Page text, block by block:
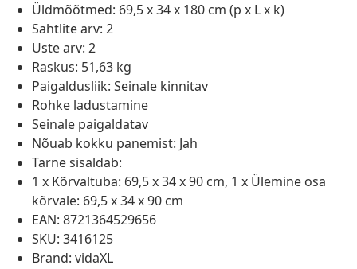
Üldmõõtmed: 69,5 x 34 x 180 cm (p x L x k)
Sahtlite arv: 2
Uste arv: 2
Raskus: 51,63 kg
Paigaldusliik: Seinale kinnitav
Rohke ladustamine
Seinale paigaldatav
Nõuab kokku panemist: Jah
Tarne sisaldab:
1 x Kõrvaltuba: 69,5 x 34 x 90 cm, 1 x Ülemine osa
kõrvale: 69,5 x 34 x 90 cm
EAN: 8721364529656
SKU: 3416125
Brand: vidaXL